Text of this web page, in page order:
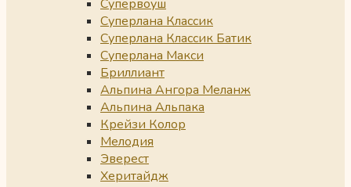
Супервоуш
Суперлана Классик
Суперлана Классик Батик
Суперлана Макси
Бриллиант
Альпина Ангора Меланж
Альпина Альпака
Крейзи Колор
Мелодия
Эверест
Херитайдж